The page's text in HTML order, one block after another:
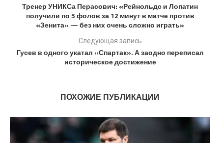
Тренер УНИКСа Перасович: «Рейнольдс и Лопатин
получили по 5 фолов за 12 минут в матче против
«Зенита» — без них очень сложно играть»
Следующая запись
Гусев в одного укатал «Спартак». А заодно переписал
историческое достижение
ПОХОЖИЕ ПУБЛИКАЦИИ